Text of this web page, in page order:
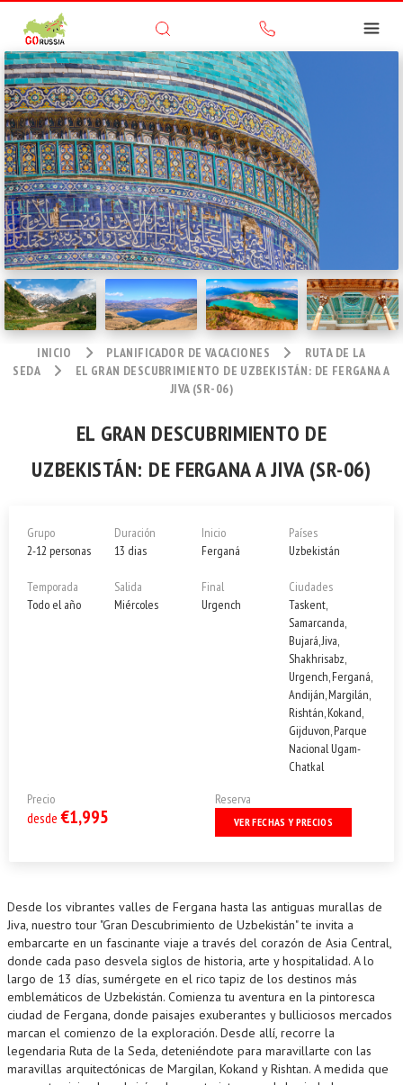
INICIO PLANIFICADOR DE VACACIONES
RUTA DE LA
SEDA
EL GRAN DESCUBRIMIENTO DE UZBEKISTÁN: DE FERGANA A
JIVA (SR-06)
EL GRAN DESCUBRIMIENTO DE
UZBEKISTÁN: DE FERGANA A JIVA (SR-06)
Grupo
2-12 personas
Temporada
Todo el año
Duración
13 dias
Salida
Miércoles
Inicio
Ferganá
Final
Urgench
Países
Uzbekistán
Ciudades
Taskent,
Samarcanda,
Bujará, Jiva,
Shakhrisabz,
Urgench, Ferganá,
Andiján, Margilán,
Rishtán, Kokand,
Gijduvon, Parque
Nacional Ugam-
Chatkal
Precio
desde €1,995
Reserva
VER FECHAS Y PRECIOS
Desde los vibrantes valles de Fergana hasta las antiguas murallas de
Jiva, nuestro tour "Gran Descubrimiento de Uzbekistán" te invita a
embarcarte en un fascinante viaje a través del corazón de Asia Central,
donde cada paso desvela siglos de historia, arte y hospitalidad. A lo
largo de 13 días, sumérgete en el rico tapiz de los destinos más
emblemáticos de Uzbekistán. Comienza tu aventura en la pintoresca
ciudad de Fergana, donde paisajes exuberantes y bulliciosos mercados
marcan el comienzo de la exploración. Desde allí, recorre la
legendaria Ruta de la Seda, deteniéndote para maravillarte con las
maravillas arquitectónicas de Margilan, Kokand y Rishtan. A medida que